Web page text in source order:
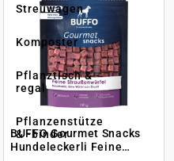
Streuwagen
Komposter
Pflanztisch & -
regal
Pflanzenstütze
& -binder
BUFFO Gourmet Snacks
Hundeleckerli Feine